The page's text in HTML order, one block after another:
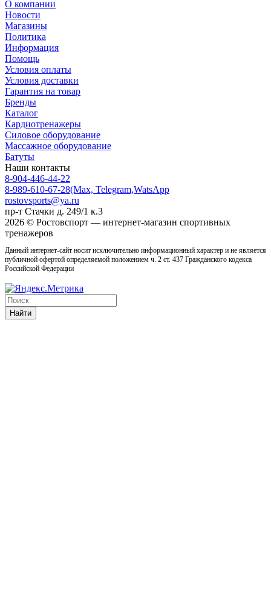
О компании
Новости
Магазины
Политика
Информация
Помощь
Условия оплаты
Условия доставки
Гарантия на товар
Бренды
Каталог
Кардиотренажеры
Силовое оборудование
Массажное оборудование
Батуты
Наши контакты
8-904-446-44-22
8-989-610-67-28(Max, Telegram,WatsApp
rostovsports@ya.ru
пр-т Стачки д. 249/1 к.3
2026 © Ростовcпорт — интернет-магазин спортивных
тренажеров
Данный интернет-сайт носит исключительно информационный характер и не является
публичной офертой определяемой положением ч. 2 ст. 437 Гражданского кодекса
Российской Федерации
Найти